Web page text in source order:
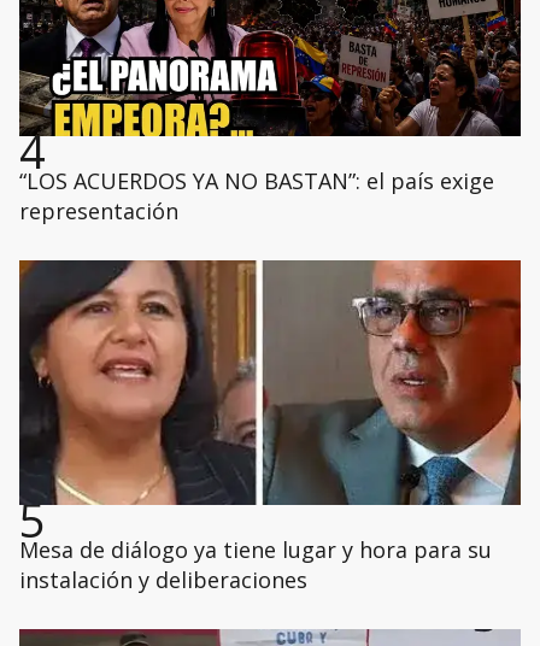
4
“LOS ACUERDOS YA NO BASTAN”: el país exige
representación
5
Mesa de diálogo ya tiene lugar y hora para su
instalación y deliberaciones